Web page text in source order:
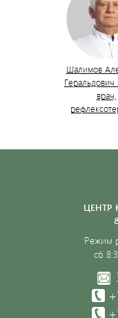
Шалимов
Геральдович
врач,
ЦЕНТР
Режим
сб